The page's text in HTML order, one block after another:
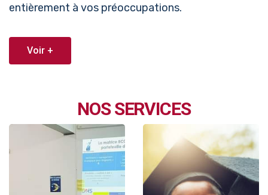
entièrement à vos préoccupations.
Voir +
NOS SERVICES